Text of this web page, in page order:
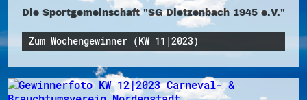
Die Sportgemeinschaft "SG Dietzenbach 1945 e.V."
Zum Wochengewinner (KW 11|2023)